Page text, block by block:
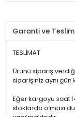
Garanti ve
TESLİMAT
Ürünü sipariş
siparişiniz aynı
Eğer kargoyu saat
stoklarda olması